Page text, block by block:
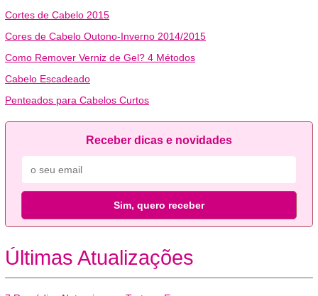
Cortes de Cabelo 2015
Cores de Cabelo Outono-Inverno 2014/2015
Como Remover Verniz de Gel? 4 Métodos
Cabelo Escadeado
Penteados para Cabelos Curtos
Receber dicas e novidades
Sim, quero receber
Últimas Atualizações